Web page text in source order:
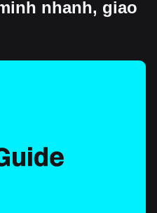
nhanh, giao